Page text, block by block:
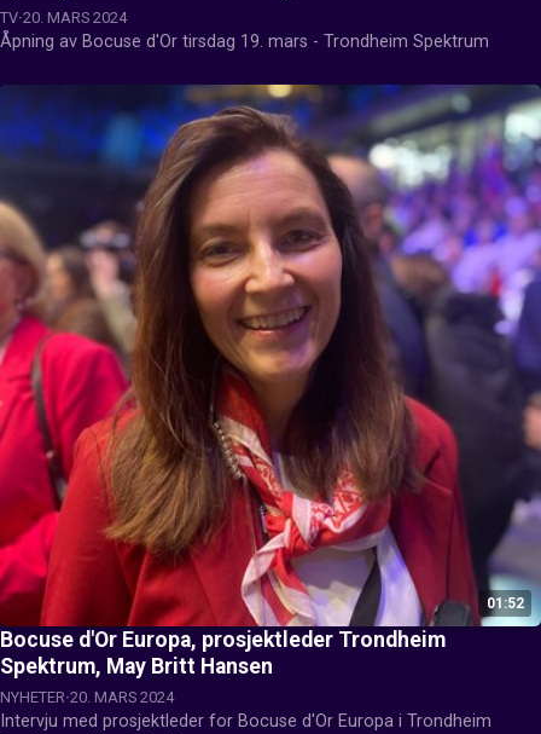
TV 20. MARS 2024
Åpning av Bocuse d'Or tirsdag 19. mars - Trondheim Spektrum
01:52
Bocuse d'Or Europa, prosjektleder Trondheim
Spektrum, May Britt Hansen
NYHETER 20. MARS 2024
Intervju med prosjektleder for Bocuse d'Or Europa i Trondheim